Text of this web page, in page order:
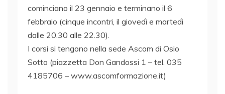
cominciano il 23 gennaio e terminano il 6
febbraio (cinque incontri, il giovedì e martedì
dalle 20.30 alle 22.30).
I corsi si tengono nella sede Ascom di Osio
Sotto (piazzetta Don Gandossi 1 – tel. 035
4185706 – www.ascomformazione.it)